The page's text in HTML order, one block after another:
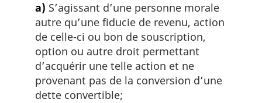
a) S’agissant d’une personne morale
autre qu’une fiducie de revenu, action
de celle-ci ou bon de souscription,
option ou autre droit permettant
d’acquérir une telle action et ne
provenant pas de la conversion d’une
dette convertible;